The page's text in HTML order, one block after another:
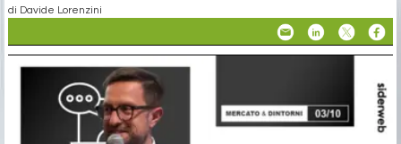
di Davide Lorenzini